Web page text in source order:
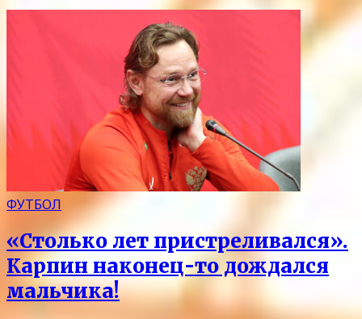
ФУТБОЛ
«Столько лет пристреливался».
Карпин наконец-то дождался
мальчика!